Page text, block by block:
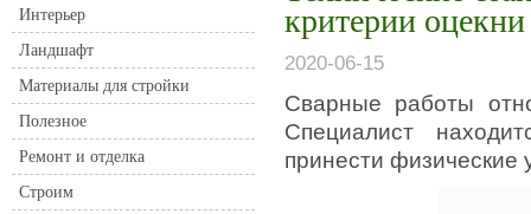
Интерьер
Ландшафт
Материалы для стройки
Полезное
Ремонт и отделка
Строим
критерии оцекни
2020-06-15
Сварные работы
Специалист
принести физические